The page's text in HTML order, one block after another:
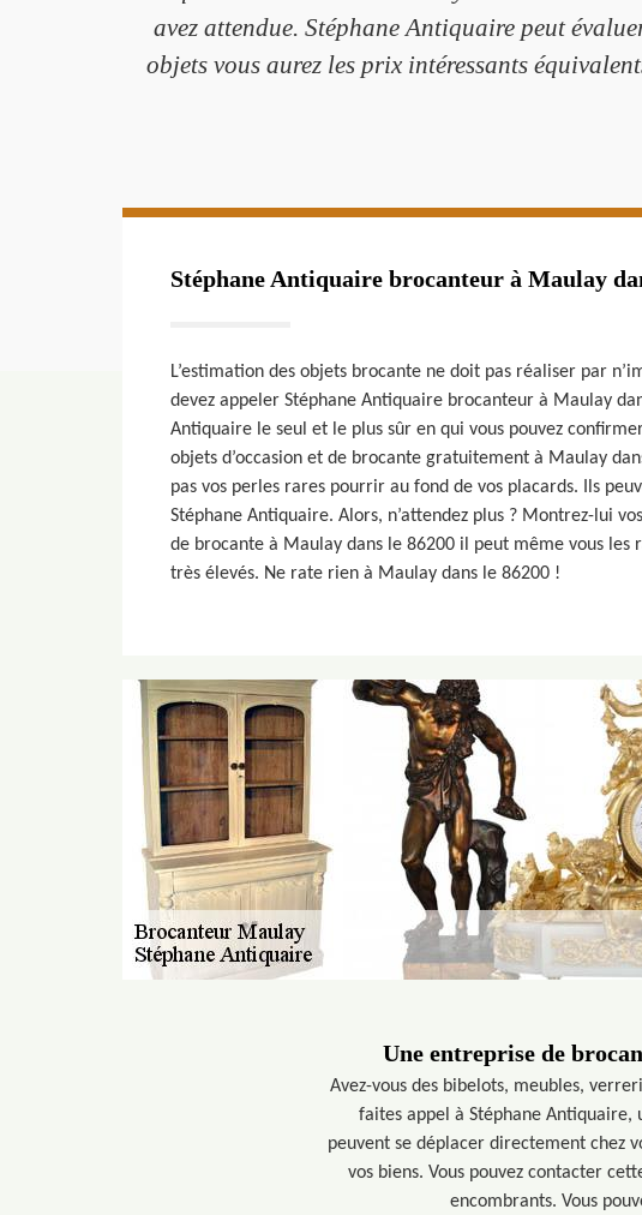
avez attendue. Stéphane Antiquaire peut
objets vous aurez les prix intéressants
Stéphane Antiquaire brocanteur à Maulay
L’estimation des objets brocante ne doit pas réaliser par
devez appeler Stéphane Antiquaire brocanteur à Maulay
Antiquaire le seul et le plus sûr en qui vous pouvez
objets d’occasion et de brocante gratuitement à Maulay
pas vos perles rares pourrir au fond de vos placards. Ils
Stéphane Antiquaire. Alors, n’attendez plus ? Montrez-lui
de brocante à Maulay dans le 86200 il peut même vous les
très élevés. Ne rate rien à Maulay dans le 86200 !
Une entreprise de
Avez-vous des bibelots, meubles,
faites appel à Stéphane Antiquaire,
peuvent se déplacer directement chez
vos biens. Vous pouvez contacter
encombrants. Vous